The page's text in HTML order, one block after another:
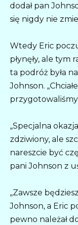
dodał pan
się nigdy nie
Wtedy Eric
płynęły, ale tym
ta podróż była
Johnson.
przygotowaliśmy
„Specjalna
zdziwiony, ale
nareszcie być
pani Johnson z
„Zawsze
Johnson, a Eric
pewno należał